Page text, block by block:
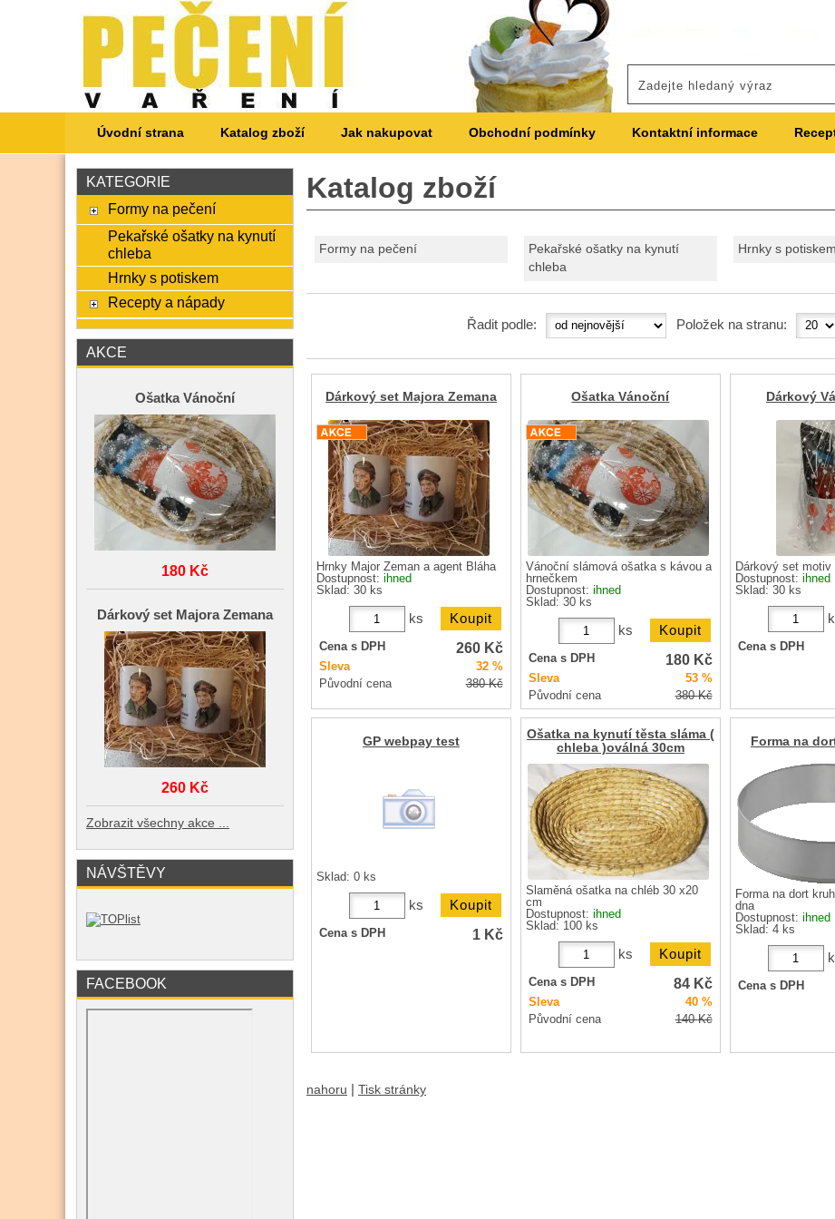
Úvodní strana Katalog zboží Jak nakupovat Obchodní podmínky Kontaktní informace
Katalog zboží
Formy na pečení
Pekařské ošatky na kynutí
chleba
Hrnky s potiskem
Řadit podle: Položek na stranu:
Dárkový set Majora Zemana
Hrnky Major Zeman a agent Bláha
Dostupnost: ihned
Sklad: 30 ks
ks
Cena s DPH 260 Kč
Sleva
32 %
Původní cena
380Kč
Ošatka Vánoční
Vánoční slámová ošatka s kávou a
hrnečkem
Dostupnost: ihned
Sklad: 30 ks
ks
Cena s DPH 180 Kč
Sleva
53 %
Původní cena
380Kč
Dárkový
Dárkový set motiv
Dostupnost: ihned
Sklad: 30 ks
Cena s DPH
GP webpay test
Sklad: 0 ks
ks
Cena s DPH 1 Kč
Ošatka na kynutí těsta sláma (
chleba )oválná 30cm
Slaměná ošatka na chléb 30 x20
cm
Dostupnost: ihned
Sklad: 100 ks
ks
Cena s DPH 84 Kč
Sleva
40 %
Původní cena
140Kč
Forma na
Forma na dort
dna
Dostupnost: ihned
Sklad: 4 ks
Cena s DPH
nahoru Tisk stránky
KATEGORIE
Formy na pečení
Pekařské ošatky na kynutí
chleba
Hrnky s potiskem
Recepty a nápady
AKCE
Ošatka Vánoční
180 Kč
Dárkový set Majora Zemana
260 Kč
Zobrazit všechny akce ...
NÁVŠTĚVY
FACEBOOK